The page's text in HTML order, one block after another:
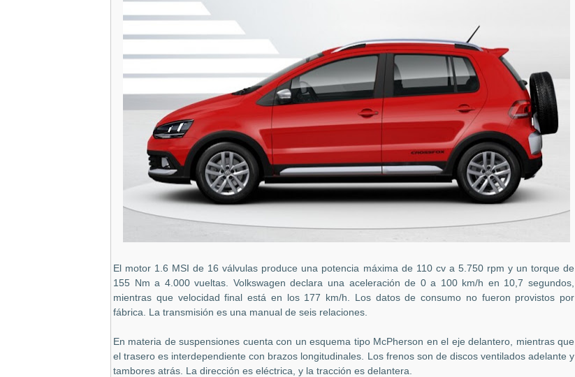
El motor 1.6 MSI de 16 válvulas produce una potencia máxima de 110 cv a 5.750 rpm y un torque de
155 Nm a 4.000 vueltas. Volkswagen declara una aceleración de 0 a 100 km/h en 10,7 segundos,
mientras que velocidad final está en los 177 km/h. Los datos de consumo no fueron provistos por
fábrica. La transmisión es una manual de seis relaciones.
En materia de suspensiones cuenta con un esquema tipo McPherson en el eje delantero, mientras que
el trasero es interdependiente con brazos longitudinales. Los frenos son de discos ventilados adelante y
tambores atrás. La dirección es eléctrica, y la tracción es delantera.